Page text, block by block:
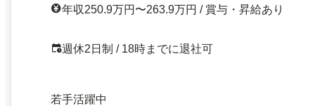
年収250.9万円〜263.9万円 / 賞与・昇給あり
週休2日制 / 18時までに退社可
若手活躍中